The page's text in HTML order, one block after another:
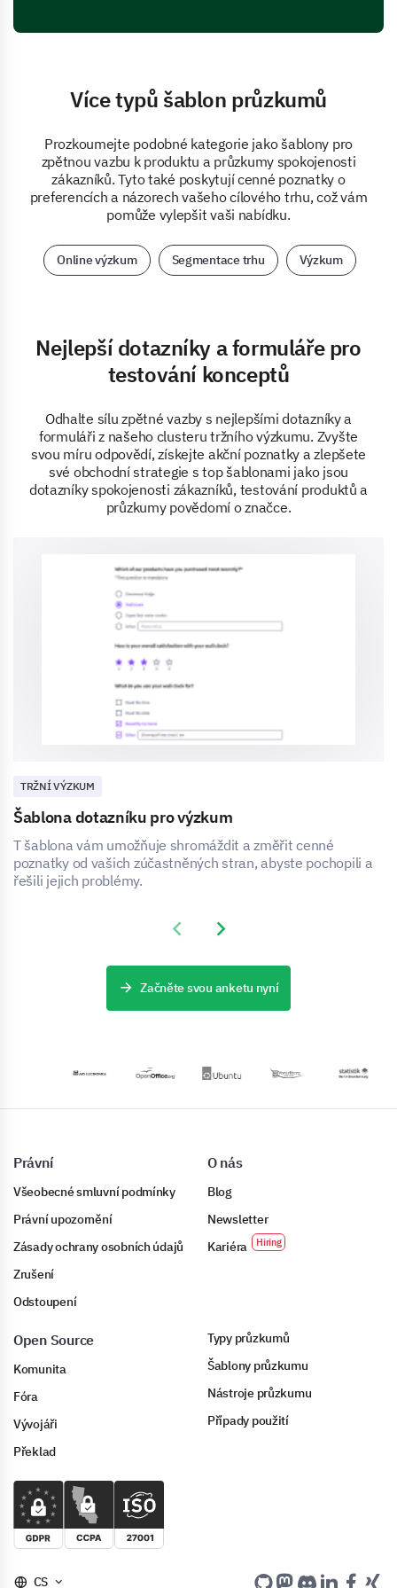
Více typů šablon průzkumů
Prozkoumejte podobné kategorie jako šablony pro
zpětnou vazbu k produktu a průzkumy spokojenosti
zákazníků. Tyto také poskytují cenné poznatky o
preferencích a názorech vašeho cílového trhu, což vám
pomůže vylepšit vaši nabídku.
Online výzkum Segmentace trhu Výzkum
Nejlepší dotazníky a formuláře pro
testování konceptů
Odhalte sílu zpětné vazby s nejlepšími dotazníky a
formuláři z našeho clusteru tržního výzkumu. Zvyšte
svou míru odpovědí, získejte akční poznatky a zlepšete
své obchodní strategie s top šablonami jako jsou
dotazníky spokojenosti zákazníků, testování produktů a
průzkumy povědomí o značce.
TRŽNÍ VÝZKUM
Šablona dotazníku pro výzkum
T šablona vám umožňuje shromáždit a změřit cenné
poznatky od vašich zúčastněných stran, abyste pochopili a
řešili jejich problémy.
Previous slide
Next slide
Začněte svou anketu nyní
Právní
Všeobecné smluvní podmínky
Právní upozornění
Zásady ochrany osobních údajů
Zrušení
Odstoupení
O nás
Blog
Newsletter
Kariéra
Open Source
Komunita
Fóra
Vývojáři
Překlad
Typy průzkumů
Šablony průzkumu
Nástroje průzkumu
Případy použití
CS